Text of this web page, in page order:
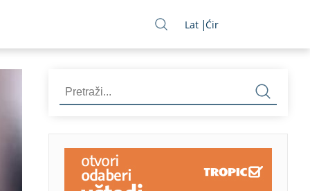
Lat Ćir